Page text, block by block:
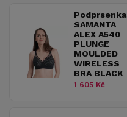
Podprsenka
SAMANTA
ALEX A540
PLUNGE
MOULDED
WIRELESS
BRA BLACK
1 605 Kč